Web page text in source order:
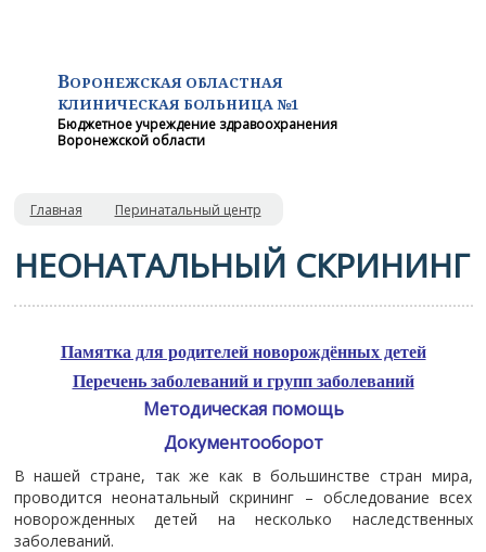
ВОРОНЕЖСКАЯ ОБЛАСТНАЯ
КЛИНИЧЕСКАЯ БОЛЬНИЦА №1
Бюджетное учреждение здравоохранения
Воронежской области
Главная Перинатальный центр
НЕОНАТАЛЬНЫЙ СКРИНИНГ
Памятка для родителей новорождённых детей
Перечень заболеваний и групп заболеваний
Методическая помощь
Документооборот
В нашей стране, так же как в большинстве стран мира,
проводится неонатальный скрининг – обследование всех
новорожденных детей на несколько наследственных
заболеваний.